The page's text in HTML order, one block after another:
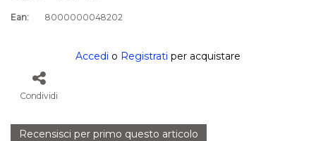
Ean: 8000000048202
Accedi o Registrati per acquistare
Condividi
Recensisci per primo questo articolo